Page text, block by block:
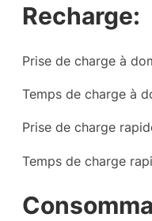
Recharge:
Prise de charge à
Temps de charge à
Prise de charge
Temps de charge